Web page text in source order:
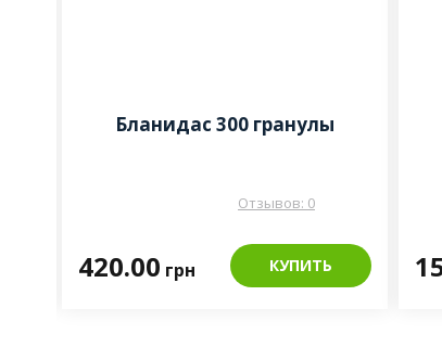
Бланидас 300 гранулы
Отзывов: 0
420.00 грн КУПИТЬ